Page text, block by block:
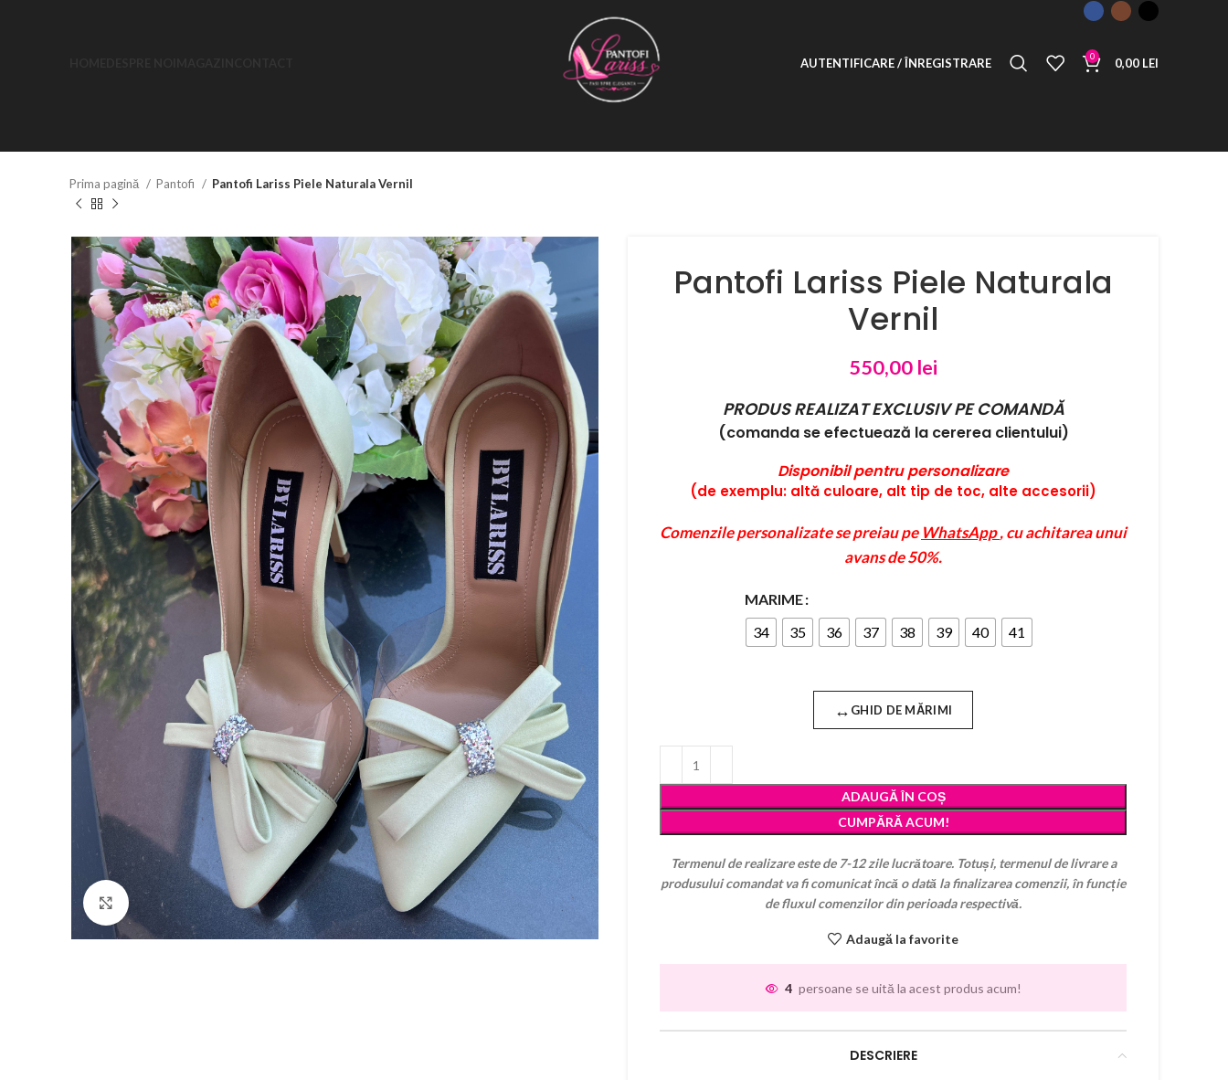
AUTENTIFICARE / ÎNREGISTRARE 0 0,00 LEI
Prima pagină Pantofi Pantofi Lariss Piele Naturala Vernil
Faceți click pentru a mări
Pantofi Lariss Piele Naturala
Vernil
550,00 lei
PRODUS REALIZAT EXCLUSIV PE COMANDĂ
(comanda se efectuează la cererea clientului)
Disponibil pentru personalizare
(de exemplu: altă culoare, alt tip de toc, alte accesorii)
Comenzile personalizate se preiau pe WhatsApp, cu achitarea unui
avans de 50%.
MARIME
34
35 36 37 38 39 40 41
↔ GHID DE MĂRIMI
ADAUGĂ ÎN COȘ
CUMPĂRĂ ACUM!
Termenul de realizare este de 7-12 zile lucrătoare. Totuși, termenul de livrare a
produsului comandat va fi comunicat încă o dată la finalizarea comenzii, în funcție
de fluxul comenzilor din perioada respectivă.
Adaugă la favorite
4 persoane se uită la acest produs acum!
DESCRIERE